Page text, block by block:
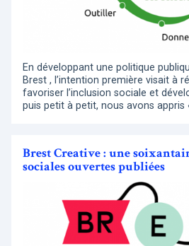
En développant une politique
Brest , l’intention première visait à
favoriser l’inclusion sociale et
puis petit à petit, nous avons appris
Brest Creative : une
sociales ouvertes publiées